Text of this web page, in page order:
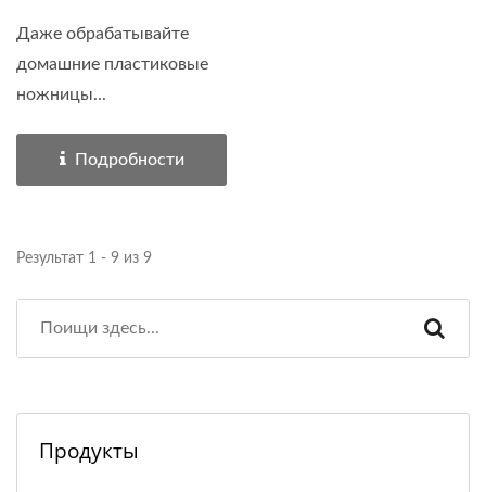
Даже обрабатывайте
домашние пластиковые
ножницы...
Подробности
Результат 1 - 9 из 9
Продукты